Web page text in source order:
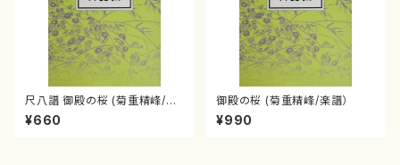
尺八譜 御殿の桜 (菊重精峰/楽
譜）
¥660
御殿の桜 (菊重精峰/楽譜）
¥990